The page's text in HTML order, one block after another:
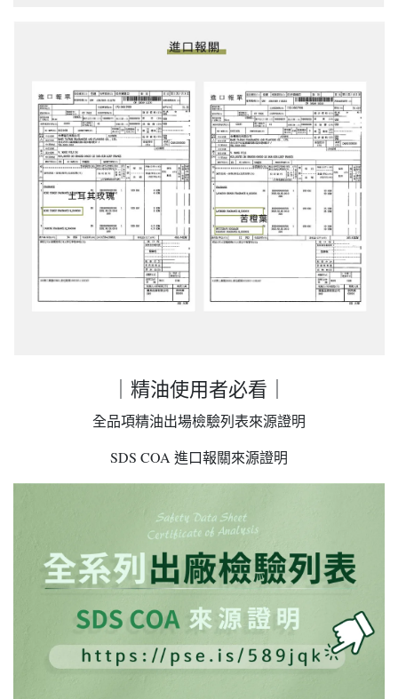
｜精油使用者必看｜
全品項精油出場檢驗列表來源證明
SDS COA 進口報關來源證明